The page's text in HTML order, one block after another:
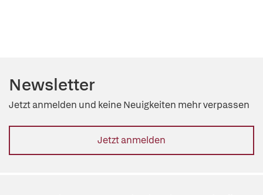
Newsletter
Jetzt anmelden und keine Neuigkeiten mehr verpassen
Jetzt anmelden